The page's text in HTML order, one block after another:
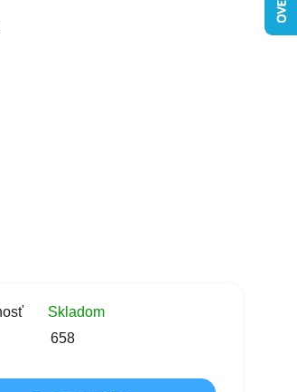
hviezdičiek.
Skladom
658